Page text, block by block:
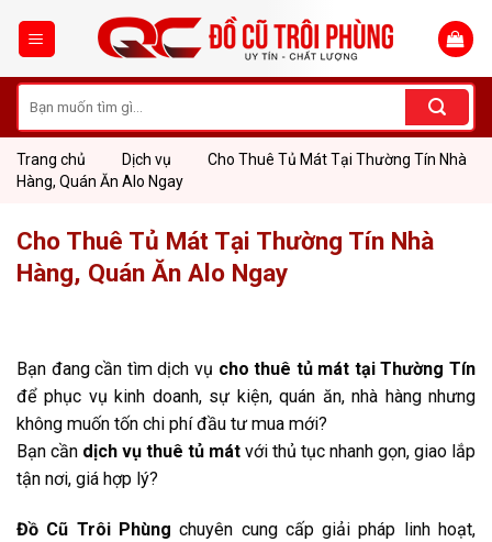
kiếm:
Trang chủ Dịch vụ
Cho Thuê Tủ Mát Tại Thường Tín Nhà
Hàng, Quán Ăn Alo Ngay
Cho Thuê Tủ Mát Tại Thường Tín Nhà
Hàng, Quán Ăn Alo Ngay
Bạn đang cần tìm dịch vụ cho thuê tủ mát tại Thường Tín
để phục vụ kinh doanh, sự kiện, quán ăn, nhà hàng nhưng
không muốn tốn chi phí đầu tư mua mới?
Bạn cần dịch vụ thuê tủ mát với thủ tục nhanh gọn, giao lắp
tận nơi, giá hợp lý?
Đồ Cũ Trôi Phùng chuyên cung cấp giải pháp linh hoạt,